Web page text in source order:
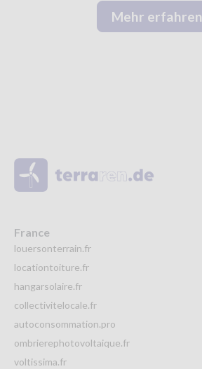
Mehr erfahren
France
louersonterrain.fr
locationtoiture.fr
hangarsolaire.fr
collectivitelocale.fr
autoconsommation.pro
ombrierephotovoltaique.fr
voltissima.fr